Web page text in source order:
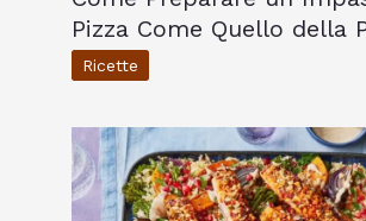
Pizza Come Quello della
Ricette